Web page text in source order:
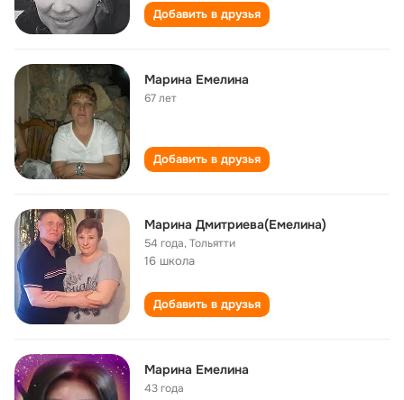
Добавить в друзья
Марина Емелина
67 лет
Добавить в друзья
Марина Дмитриева(Емелина)
54 года,Тольятти
16 школа
Добавить в друзья
Марина Емелина
43 года